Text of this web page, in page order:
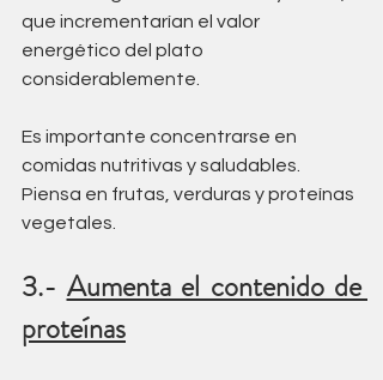
que incrementarían el valor
energético del plato
considerablemente.
Es importante concentrarse en
comidas nutritivas y saludables.
Piensa en frutas, verduras y proteínas
vegetales.
3.- Aumenta el contenido de
proteínas